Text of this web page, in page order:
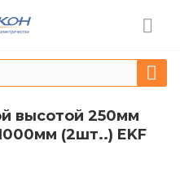
высотой 250мм
(2шт..) EKF